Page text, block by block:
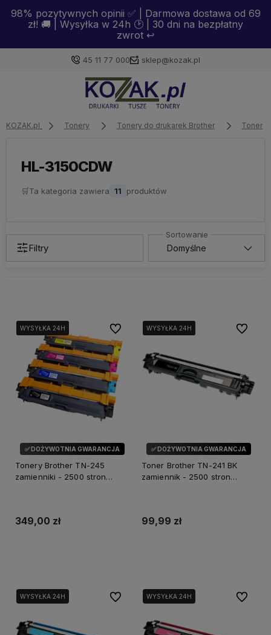
98% pozytywnych opinii ✅ | Darmowa dostawa od 69
zł! 🚚 | Wysyłka w 24h 🕑 | 30 dni na bezpłatny
zwrot ↩️
45 11 77 000 sklep@kozak.pl
Zaloguj się
Załóż konto
z poprzedniej sesji.
KOZAK.pl Tonery Tonery do drukarek Brother Tonery
HL-3150CDW
🛒Ta kategoria zawiera 11 produktów
Filtry
✅ DOŻYWOTNIA GWARANCJA
WYSYŁKA 24H
WYSYŁKA 24H
WYSYŁKA 24H
Tonery Brother TN-245
zamienniki - 2500 stron
349,00 zł
Do ulubionych
✅ DOŻYWOTNIA GWARANCJA
WYSYŁKA 24H
WYSYŁKA 24H
WYSYŁKA 24H
Toner Brother TN-241 BK
zamiennik - 2500 stron
99,99 zł
Do
WYSYŁKA 24H Do ulubionychWYSYŁKA 24H Do